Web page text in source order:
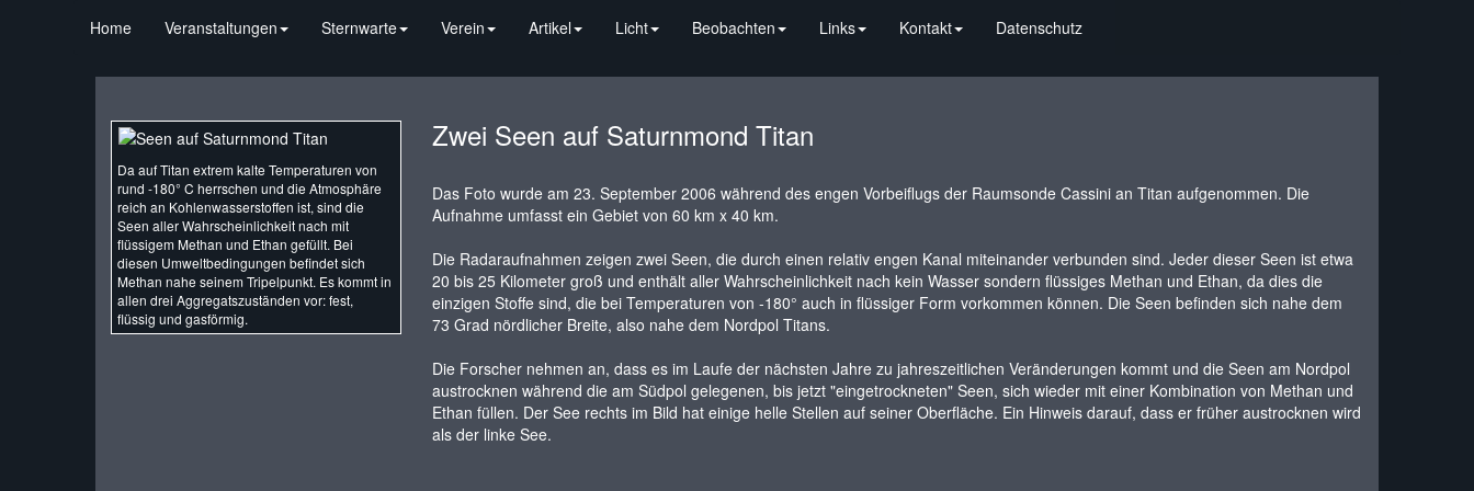
Home Veranstaltungen Sternwarte Verein Artikel Licht Beobachten Links Kontakt Datenschutz
Da auf Titan extrem kalte Temperaturen von
rund -180° C herrschen und die Atmosphäre
reich an Kohlenwasserstoffen ist, sind die
Seen aller Wahrscheinlichkeit nach mit
flüssigem Methan und Ethan gefüllt. Bei
diesen Umweltbedingungen befindet sich
Methan nahe seinem Tripelpunkt. Es kommt in
allen drei Aggregatszuständen vor: fest,
flüssig und gasförmig.
Zwei Seen auf Saturnmond Titan
Das Foto wurde am 23. September 2006 während des engen Vorbeiflugs der Raumsonde Cassini an Titan aufgenommen. Die
Aufnahme umfasst ein Gebiet von 60 km x 40 km.
Die Radaraufnahmen zeigen zwei Seen, die durch einen relativ engen Kanal miteinander verbunden sind. Jeder dieser Seen ist etwa
20 bis 25 Kilometer groß und enthält aller Wahrscheinlichkeit nach kein Wasser sondern flüssiges Methan und Ethan, da dies die
einzigen Stoffe sind, die bei Temperaturen von -180° auch in flüssiger Form vorkommen können. Die Seen befinden sich nahe dem
73 Grad nördlicher Breite, also nahe dem Nordpol Titans.
Die Forscher nehmen an, dass es im Laufe der nächsten Jahre zu jahreszeitlichen Veränderungen kommt und die Seen am Nordpol
austrocknen während die am Südpol gelegenen, bis jetzt "eingetrockneten" Seen, sich wieder mit einer Kombination von Methan und
Ethan füllen. Der See rechts im Bild hat einige helle Stellen auf seiner Oberfläche. Ein Hinweis darauf, dass er früher austrocknen wird
als der linke See.